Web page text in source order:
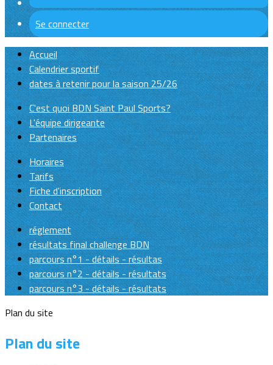
Se connecter
Accueil
Calendrier sportif
dates à retenir pour la saison 25/26
C'est quoi BDN Saint Paul Sports?
L'équipe dirigeante
Partenaires
Horaires
Tarifs
Fiche d'inscription
Contact
réglement
résultats final challenge BDN
parcours n°1 - détails - résultas
parcours n°2 - détails - résultats
parcours n°3 - détails - résultats
Plan du site
Plan du site